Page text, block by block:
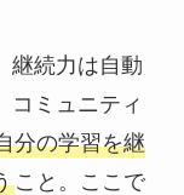
継続力は自動
コミュニティ
分の学習を継
こと。ここで